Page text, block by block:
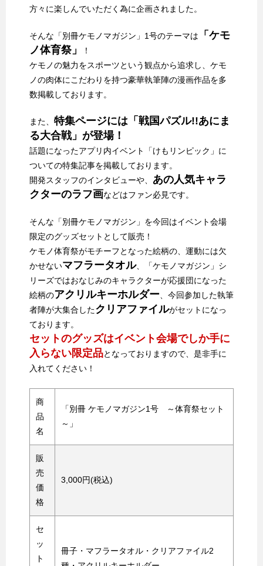
方々に楽しんでいただく為に企画されました。
そんな「別冊ケモノマガジン」1号のテーマは
「ケモ
ノ体育祭」
！
ケモノの魅力をスポーツという観点から追求し、ケモ
ノの肉体にこだわりを持つ豪華執筆陣の漫画作品を多
数掲載しております。
また、 特集ページには「戦国パズル!!あにま
る大合戦」が登場！
話題になったアプリ内イベント「けもリンピック」に
ついての特集記事を掲載しております。
開発スタッフのインタビューや、 あの人気キャラ
クターのラフ画などはファン必見です。
そんな「別冊ケモノマガジン」を今回はイベント会場
限定のグッズセットとして販売！
ケモノ体育祭がモチーフとなった絵柄の、運動には欠
かせないマフラータオル、「ケモノマガジン」シ
リーズではおなじみのキャラクターが応援団になった
絵柄のアクリルキーホルダー 、今回参加した執筆
者陣が大集合したクリアファイルがセットになっ
ております。
セットのグッズはイベント会場でしか手に
入らない限定品となっておりますので、是非手に
入れてください！
商
品
名
「別冊 ケモノマガジン1号 ～体育祭セット
～」
販
売
価
格
3,000円(税込)
セ
ッ
ト
冊子・マフラータオル・クリアファイル2